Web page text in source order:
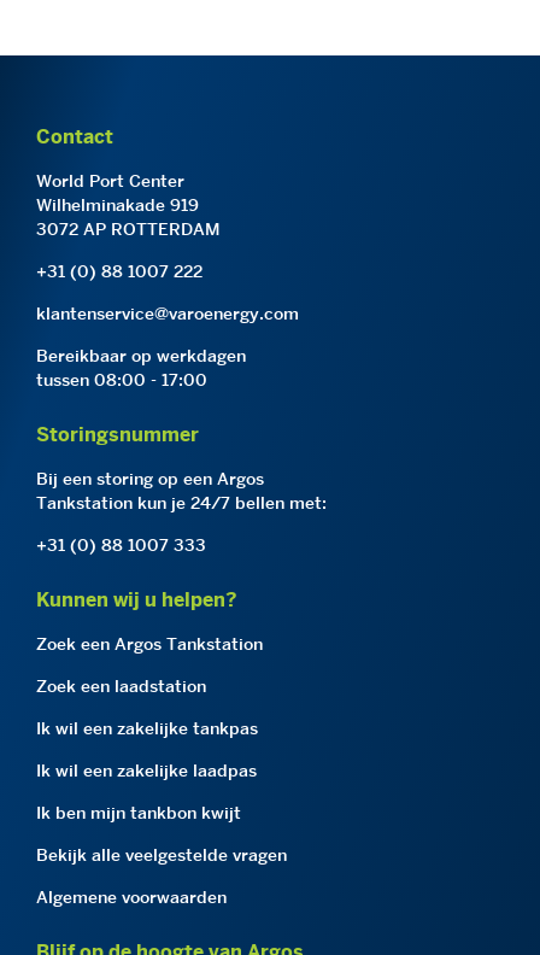
Contact
World Port Center
Wilhelminakade 919
3072 AP ROTTERDAM
+31 (0) 88 1007 222
klantenservice@varoenergy.com
Bereikbaar op werkdagen
tussen 08:00 - 17:00
Storingsnummer
Bij een storing op een Argos
Tankstation kun je 24/7 bellen met:
+31 (0) 88 1007 333
Kunnen wij u helpen?
Zoek een Argos Tankstation
Zoek een laadstation
Ik wil een zakelijke tankpas
Ik wil een zakelijke laadpas
Ik ben mijn tankbon kwijt
Bekijk alle veelgestelde vragen
Algemene voorwaarden